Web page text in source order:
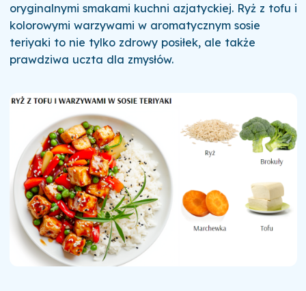
oryginalnymi smakami kuchni azjatyckiej. Ryż z tofu i
kolorowymi warzywami w aromatycznym sosie
teriyaki to nie tylko zdrowy posiłek, ale także
prawdziwa uczta dla zmysłów.